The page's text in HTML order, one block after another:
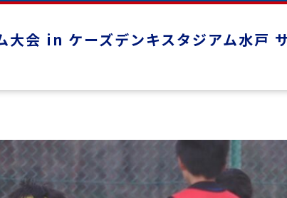
会 in ケーズデンキスタジアム水戸